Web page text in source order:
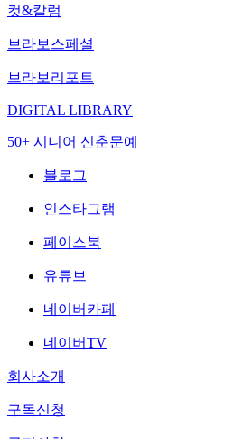
컷&칼럼
브라보스페셜
브라보리포트
DIGITAL LIBRARY
50+ 시니어 신춘문예
블로그
인스타그램
페이스북
유튜브
네이버카페
네이버TV
회사소개
구독신청